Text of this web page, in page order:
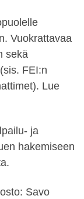
Vuokrattavaa
sekä
FEI:n
Lue
ja
hakemiseen
Savo